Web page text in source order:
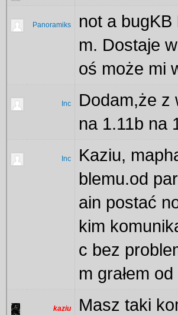
Panoramiks
not a
m. Dostaje
oś może mi
Inc
Dodam,że z
na 1.11b na
Inc
Kaziu,
blemu.od
ain postać
kim
c bez
m grałem
kaziu Masz taki